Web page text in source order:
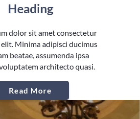
Heading
dolor sit amet consectetur
Minima adipisci ducimus
beatae, assumenda ipsa
architecto quasi.
Read More